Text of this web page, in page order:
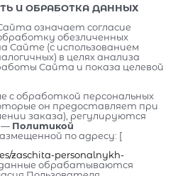
И ОБРАБОТКА ДАННЫХ
означает согласие
обезличенных
Сайте (с использованием
в целях анализа
Сайта и показа целевой
с обработкой персональных
он предоставляет при
заказа), регулируются
— Политикой
по адресу: [
zaschita-personalnykh-
обрабатываются